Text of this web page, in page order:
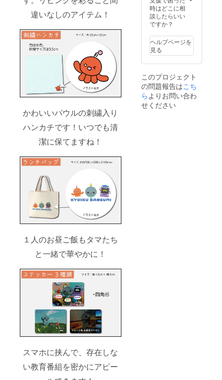
違いなしのアイテム！
かわいいパウルの刺繍入り
ハンカチです！いつでも清
潔に保てますね！
１人のお昼ご飯もタマたち
と一緒で華やかに！
スマホに挟んで、存在しな
い教育番組を密かにアピー
時はどこに相
談したらいい
ですか？
ヘルプページを
見る
このプロジェクト
の問題報告はこち
らよりお問い合わ
せください